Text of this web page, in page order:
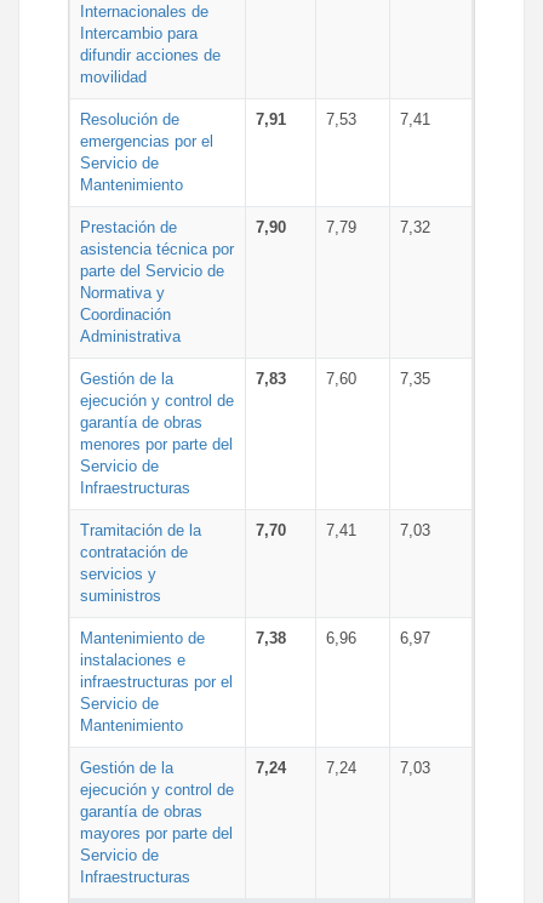
Internacionales de
Intercambio para
difundir acciones de
movilidad
Resolución de
emergencias por el
Servicio de
Mantenimiento
7,91 7,53 7,41
Prestación de
asistencia técnica por
parte del Servicio de
Normativa y
Coordinación
Administrativa
7,90 7,79 7,32
Gestión de la
ejecución y control de
garantía de obras
menores por parte del
Servicio de
Infraestructuras
7,83 7,60 7,35
Tramitación de la
contratación de
servicios y
suministros
7,70 7,41 7,03
Mantenimiento de
instalaciones e
infraestructuras por el
Servicio de
Mantenimiento
7,38 6,96 6,97
Gestión de la
ejecución y control de
garantía de obras
mayores por parte del
Servicio de
Infraestructuras
7,24 7,24 7,03